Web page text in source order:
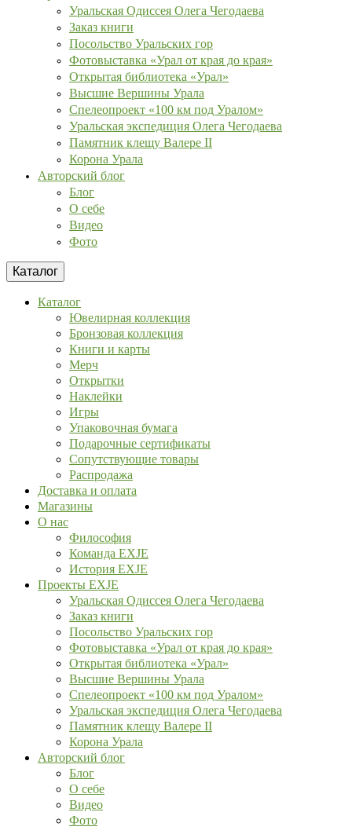
Уральская Одиссея Олега Чегодаева
Заказ книги
Посольство Уральских гор
Фотовыставка «Урал от края до края»
Открытая библиотека «Урал»
Высшие Вершины Урала
Спелеопроект «100 км под Уралом»
Уральская экспедиция Олега Чегодаева
Памятник клещу Валере II
Корона Урала
Авторский блог
Блог
О себе
Видео
Фото
Каталог
Каталог
Ювелирная коллекция
Бронзовая коллекция
Книги и карты
Мерч
Открытки
Наклейки
Игры
Упаковочная бумага
Подарочные сертификаты
Сопутствующие товары
Распродажа
Доставка и оплата
Магазины
О нас
Философия
Команда EXJE
История EXJE
Проекты EXJE
Уральская Одиссея Олега Чегодаева
Заказ книги
Посольство Уральских гор
Фотовыставка «Урал от края до края»
Открытая библиотека «Урал»
Высшие Вершины Урала
Спелеопроект «100 км под Уралом»
Уральская экспедиция Олега Чегодаева
Памятник клещу Валере II
Корона Урала
Авторский блог
Блог
О себе
Видео
Фото